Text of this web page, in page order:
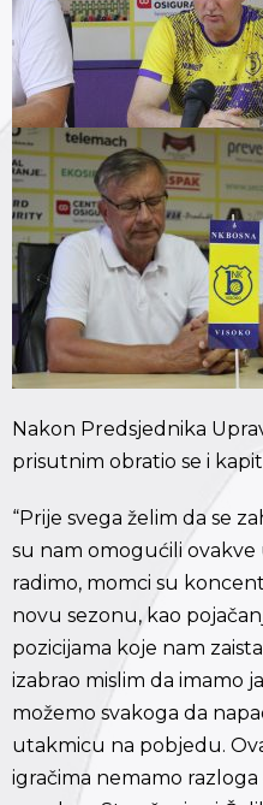
Nakon Predsjednika
prisutnim obratio se i
“Prije svega želim da se
su nam omogućili ovakve
radimo, momci su
novu sezonu, kao
pozicijama koje nam
izabrao mislim da imamo
možemo svakoga da
utakmicu na pobjedu.
igračima nemamo